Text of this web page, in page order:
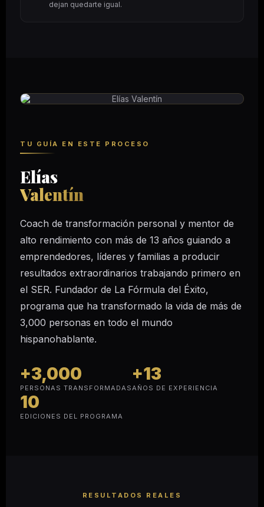
dejan quedarte igual.
TU GUÍA EN ESTE PROCESO
Elías
Valentín
Coach de transformación personal y mentor de
alto rendimiento con más de 13 años guiando a
emprendedores, líderes y familias a producir
resultados extraordinarios trabajando primero en
el SER. Fundador de La Fórmula del Éxito,
programa que ha transformado la vida de más de
3,000 personas en todo el mundo
hispanohablante.
+3,000
PERSONAS TRANSFORMADAS
+13
AÑOS DE EXPERIENCIA
10
EDICIONES DEL PROGRAMA
RESULTADOS REALES